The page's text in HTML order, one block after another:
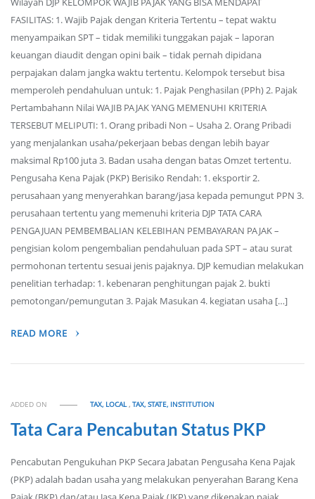
FASILITAS: 1. Wajib Pajak dengan Kriteria Tertentu – tepat waktu
menyampaikan SPT – tidak memiliki tunggakan pajak – laporan
keuangan diaudit dengan opini baik – tidak pernah dipidana
perpajakan dalam jangka waktu tertentu. Kelompok tersebut bisa
memperoleh pendahuluan untuk: 1. Pajak Penghasilan (PPh) 2. Pajak
Pertambahann Nilai WAJIB PAJAK YANG MEMENUHI KRITERIA
TERSEBUT MELIPUTI: 1. Orang pribadi Non – Usaha 2. Orang Pribadi
yang menjalankan usaha/pekerjaan bebas dengan lebih bayar
maksimal Rp100 juta 3. Badan usaha dengan batas Omzet tertentu.
Pengusaha Kena Pajak (PKP) Berisiko Rendah: 1. eksportir 2.
perusahaan yang menyerahkan barang/jasa kepada pemungut PPN 3.
perusahaan tertentu yang memenuhi kriteria DJP TATA CARA
PENGAJUAN PEMBEMBALIAN KELEBIHAN PEMBAYARAN PAJAK –
pengisian kolom pengembalian pendahuluan pada SPT – atau surat
permohonan tertentu sesuai jenis pajaknya. DJP kemudian melakukan
penelitian terhadap: 1. kebenaran penghitungan pajak 2. bukti
pemotongan/pemungutan 3. Pajak Masukan 4. kegiatan usaha […]
READ MORE
ADDED ON TAX, LOCAL,TAX, STATE, INSTITUTION
Tata Cara Pencabutan Status PKP
Pencabutan Pengukuhan PKP Secara Jabatan Pengusaha Kena Pajak
(PKP) adalah badan usaha yang melakukan penyerahan Barang Kena